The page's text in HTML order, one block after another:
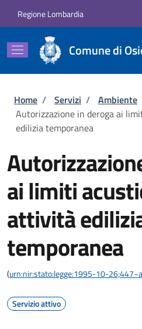
Regione Lombardia
Comune di
Briciole di pane
Home / Servizi / Ambiente
Autorizzazione in deroga ai
edilizia temporanea
ai limiti
attività
temporanea
(urn:nir:stato:legge:1995-10-
Servizio attivo